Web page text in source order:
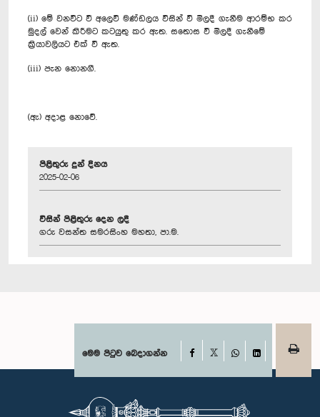
(ii) මේ වනවිට වී අලෙවි මණ්ඩලය විසින් වී මිලදී ගැනීම ආරම්භ කර
මුදල් වෙන් කිරීමට කටයුතු කර ඇත. සතොස වී මිලදී ගැනීමේ
ක්‍රියාවලියට එක් වී ඇත.
(iii) පැන නොනගී.
(ඇ) අදාළ නොවේ.
පිළිතුරු දුන් දිනය
2025-02-06
විසින් පිළිතුරු දෙන ලදී
ගරු වසන්ත සමරසිංහ මහතා, පා.ම.
මෙම පිටුව බෙදාගන්න Facebook
WhatsAppLinkedIn